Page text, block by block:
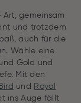
gemeinsam
und trotzdem
auch für die
Wähle eine
Gold und
Mit den
und Royal
ins Auge fällt